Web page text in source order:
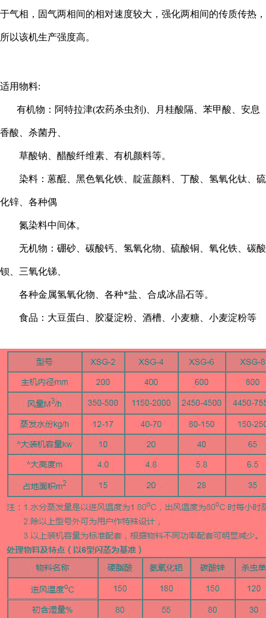
于气相，固气两相间的相对速度较大，强化两相间的传质传热，
所以该机生产强度高。
适用物料:
有机物：阿特拉津(农药杀虫剂)、月桂酸隔、苯甲酸、安息
香酸、杀菌丹、
草酸钠、醋酸纤维素、有机颜料等。
染料：蒽醌、黑色氧化铁、靛蓝颜料、丁酸、氢氧化钛、硫
化锌、各种偶
氮染料中间体。
无机物：硼砂、碳酸钙、氢氧化物、硫酸铜、氧化铁、碳酸
钡、三氧化锑、
各种金属氢氧化物、各种*盐、合成冰晶石等。
食品：大豆蛋白、胶凝淀粉、酒槽、小麦糖、小麦淀粉等